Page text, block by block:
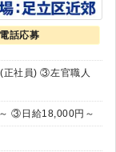
電話応募
社員) ③左官職人
③日給18,000円～